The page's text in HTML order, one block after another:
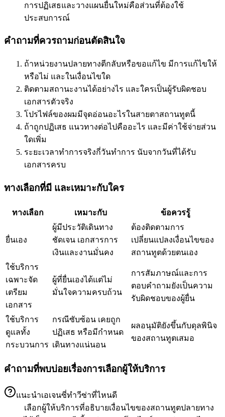
การปฏิเสธและวางแผนยื่นใหม่คือส่วนที่ต้องใช้
ประสบการณ์
คำถามที่ควรถามก่อนตัดสินใจ
ถ้าหน่วยงานปลายทางตีกลับหรือขอแก้ไข มีการแก้ไขให้
หรือไม่ และในเงื่อนไขใด
ติดตามสถานะงานได้อย่างไร และใครเป็นผู้รับผิดชอบ
เอกสารตัวจริง
โปรไฟล์ของผมมีจุดอ่อนอะไรในสายตาสถานทูตนี้
ถ้าถูกปฏิเสธ แนวทางต่อไปคืออะไร และมีค่าใช้จ่ายส่วน
ใดเพิ่ม
ระยะเวลาทำการจริงกี่วันทำการ นับจากวันที่ได้รับ
เอกสารครบ
ทางเลือกที่มี และเหมาะกับใคร
ทางเลือก เหมาะกับ ข้อควรรู้
ยื่นเอง
ผู้มีประวัติเดินทาง
ชัดเจน เอกสารการ
เงินและงานมั่นคง
ต้องติดตามการ
เปลี่ยนแปลงเงื่อนไขของ
สถานทูตด้วยตนเอง
ใช้บริการ
เฉพาะจัด
เตรียม
เอกสาร
ผู้ที่ยื่นเองได้แต่ไม่
มั่นใจความครบถ้วน
การสัมภาษณ์และการ
ตอบคำถามยังเป็นความ
รับผิดชอบของผู้ยื่น
ใช้บริการ
ดูแลทั้ง
กระบวนการ
กรณีซับซ้อน เคยถูก
ปฏิเสธ หรือมีกำหนด
เดินทางแน่นอน
ผลอนุมัติยังขึ้นกับดุลพินิจ
ของสถานทูตเสมอ
คำถามที่พบบ่อยเรื่องการเลือกผู้ให้บริการ
แนะนำเอเจนซี่ทำวีซ่าที่ไหนดี
เลือกผู้ให้บริการที่อธิบายเงื่อนไขของสถานทูตปลายทาง